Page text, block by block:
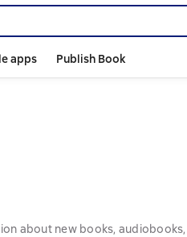
apps Publish Book
about new books,